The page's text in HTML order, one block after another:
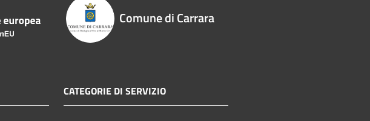
Comune di Carrara
CATEGORIE DI SERVIZIO